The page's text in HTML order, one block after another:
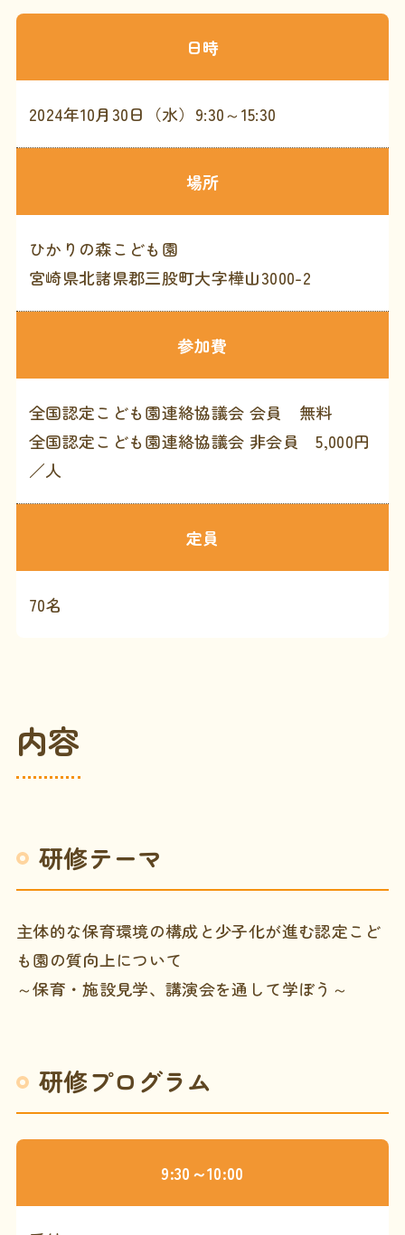
日時
2024年10月30日（水）9:30～15:30
場所
ひかりの森こども園
宮崎県北諸県郡三股町大字樺山3000-2
参加費
全国認定こども園連絡協議会 会員 無料
全国認定こども園連絡協議会 非会員 5,000円
／人
定員
70名
内容
研修テーマ
主体的な保育環境の構成と少子化が進む認定こど
も園の質向上について
～保育・施設見学、講演会を通して学ぼう～
研修プログラム
9:30～10:00